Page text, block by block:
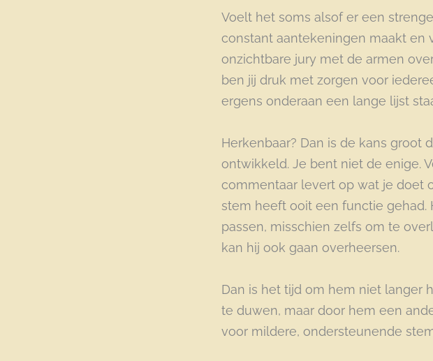
Voelt het soms alsof er een
constant aantekeningen maakt en
onzichtbare jury met de armen
ben jij druk met zorgen voor
ergens onderaan een lange lijst
Herkenbaar? Dan is de kans groot
ontwikkeld. Je bent niet de enige.
commentaar levert op wat je doet
stem heeft ooit een functie gehad.
passen, misschien zelfs om te
kan hij ook gaan overheersen.
Dan is het tijd om hem niet langer
te duwen, maar door hem een
voor mildere, ondersteunende